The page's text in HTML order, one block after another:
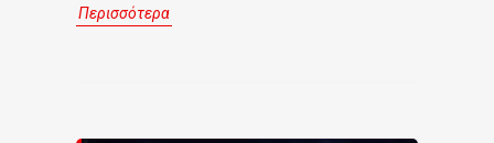
Περισσότερα